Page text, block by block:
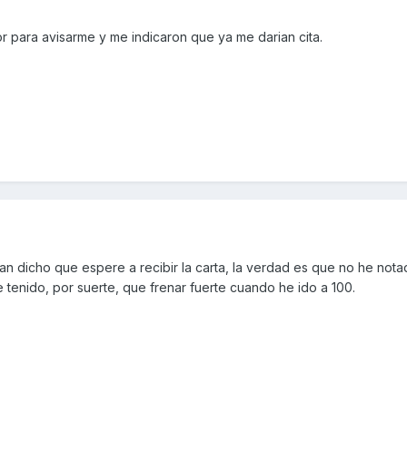
para avisarme y me indicaron que ya me darian cita.
dicho que espere a recibir la carta, la verdad es que no he
por suerte, que frenar fuerte cuando he ido a 100.